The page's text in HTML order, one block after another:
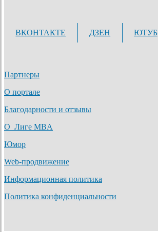
ВКОНТАКТЕ ДЗЕН ЮТУБ
Партнеры
О портале
Благодарности и отзывы
О Лиге MBA
Юмор
Web-продвижение
Информационная политика
Политика конфиденциальности